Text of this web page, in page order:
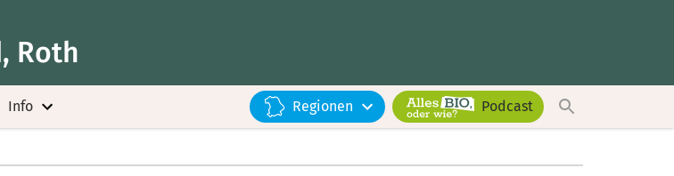
Roth
Info Regionen Podcast